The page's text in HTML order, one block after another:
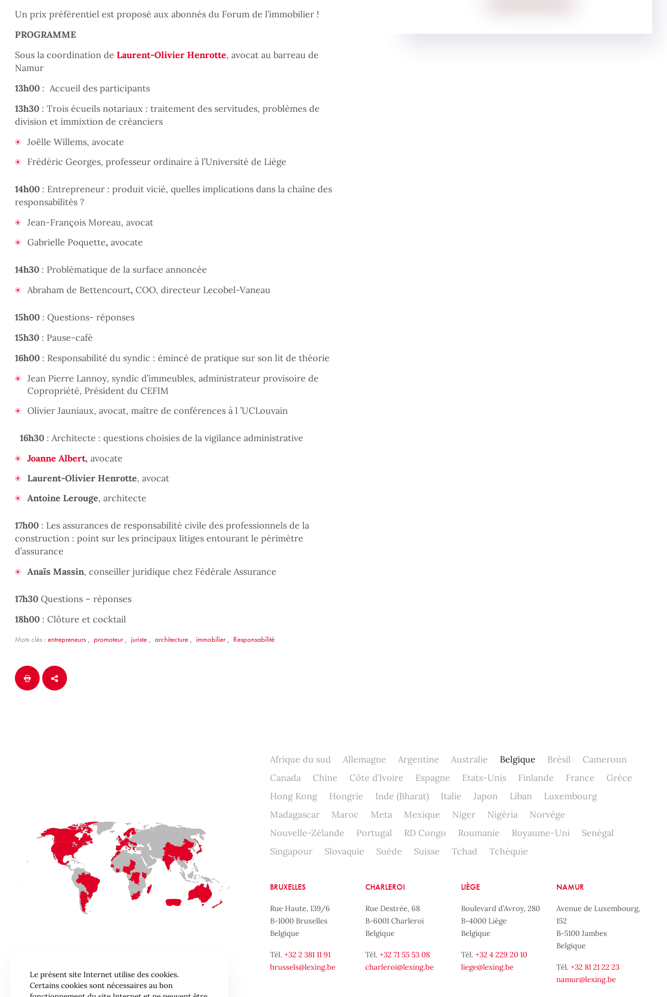
Un prix préférentiel est proposé aux abonnés du Forum de l’immobilier !
PROGRAMME
Sous la coordination de Laurent-Olivier Henrotte, avocat au barreau de
Namur
13h00 : Accueil des participants
13h30 : Trois écueils notariaux : traitement des servitudes, problèmes de
division et immixtion de créanciers
Joëlle Willems, avocate
Frédéric Georges, professeur ordinaire à l’Université de Liège
14h00 : Entrepreneur : produit vicié, quelles implications dans la chaîne des
responsabilités ?
Jean-François Moreau, avocat
Gabrielle Poquette, avocate
14h30 : Problématique de la surface annoncée
Abraham de Bettencourt, COO, directeur Lecobel-Vaneau
15h00 : Questions- réponses
15h30 : Pause-café
16h00 : Responsabilité du syndic : émincé de pratique sur son lit de théorie
Jean Pierre Lannoy, syndic d’immeubles, administrateur provisoire de
Copropriété, Président du CEFIM
Olivier Jauniaux, avocat, maître de conférences à l ’UCLouvain
16h30 : Architecte : questions choisies de la vigilance administrative
Joanne Albert, avocate
Laurent-Olivier Henrotte, avocat
Antoine Lerouge, architecte
17h00 : Les assurances de responsabilité civile des professionnels de la
construction : point sur les principaux litiges entourant le périmètre
d’assurance
Anaïs Massin, conseiller juridique chez Fédérale Assurance
17h30 Questions – réponses
18h00 : Clôture et cocktail
Mots clés : entrepreneurs , promoteur, juriste , architecture , immobilier, Responsabilité
Afrique du sud Allemagne Argentine Australie Belgique Brésil
Cameroun
Canada
Chine Côte d’Ivoire Espagne Etats-Unis Finlande France
Grèce
Hong Kong
Hongrie Inde (Bharat) Italie Japon Liban
Luxembourg
Madagascar
Maroc Meta Mexique Niger Nigéria
Norvège
Nouvelle-Zélande
Portugal RD Congo Roumanie Royaume-Uni
Senégal
Singapour
Slovaquie Suède Suisse Tchad Tchéquie
BRUXELLES
Rue Haute, 139/6
B-1000 Bruxelles
Belgique
Tél. +32 2 381 11 91
brussels@lexing.be
CHARLEROI
Rue Destrée, 68
B-6001 Charleroi
Belgique
Tél.+32 71 55 53 08
charleroi@lexing.be
LIÈGE
Boulevard d’Avroy, 280
B-4000 Liège
Belgique
Tél. +32 4 229 20 10
liege@lexing.be
NAMUR
Avenue de Luxembourg,
152
B-5100 Jambes
Belgique
Tél.+32 81 21 22 23
namur@lexing.be
Le présent site Internet utilise des cookies.
Certains cookies sont nécessaires au bon